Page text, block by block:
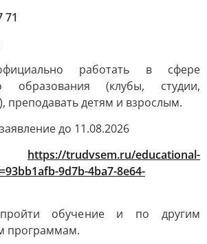
71
работать в сфере
образования (клубы, студии,
преподавать детям и взрослым.
до 11.08.2026
https://trudvsem.ru/educational-
9d7b-4ba7-8e64-
обучение и по другим
программам.